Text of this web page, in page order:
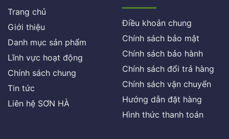
Trang chủ
Giới thiệu
Danh mục sản phẩm
Lĩnh vực hoạt động
Chính sách chung
Tin tức
Liên hệ SƠN HÀ
Điều khoản chung
Chính sách bảo mật
Chính sách bảo hành
Chính sách đổi trả hàng
Chính sách vận chuyển
Hướng dẫn đặt hàng
Hình thức thanh toán